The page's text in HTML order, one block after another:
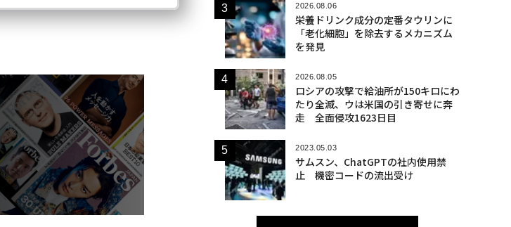
2026.08.06
栄養ドリンク成分の定番タウリンに
「老化細胞」を除去するメカニズム
を発見
2026.08.05
ロシアの攻撃で給油所が150キロにわ
たり全滅、ウは米国の引き寄せに奔
走 全面侵攻1623日目
2023.05.03
サムスン、ChatGPTの社内使用禁
止 機密コードの流出受け